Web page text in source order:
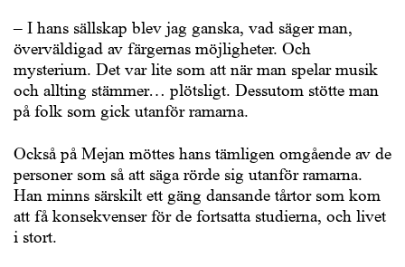
– I hans sällskap blev jag ganska, vad säger man,
överväldigad av färgernas möjligheter. Och
mysterium. Det var lite som att när man spelar musik
och allting stämmer… plötsligt. Dessutom stötte man
på folk som gick utanför ramarna.
Också på Mejan möttes hans tämligen omgående av de
personer som så att säga rörde sig utanför ramarna.
Han minns särskilt ett gäng dansande tårtor som kom
att få konsekvenser för de fortsatta studierna, och livet
i stort.